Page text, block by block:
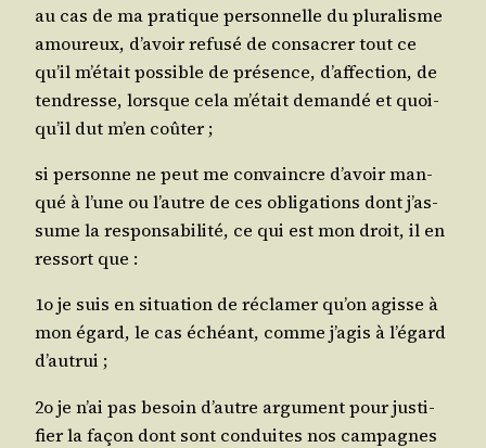
au cas de ma pra­tique per­son­nelle du plu­ra­lisme
amou­reux, d’a­voir refu­sé de consa­crer tout ce
qu’il m’é­tait pos­sible de pré­sence, d’af­fec­tion, de
ten­dresse, lorsque cela m’é­tait deman­dé et quoi­
qu’il dut m’en coûter ;
si per­sonne ne peut me convaincre d’a­voir man­
qué à l’une ou l’autre de ces obli­ga­tions dont j’as­
sume la res­pon­sa­bi­li­té, ce qui est mon droit, il en
res­sort que :
1o je suis en situa­tion de récla­mer qu’on agisse à
mon égard, le cas échéant, comme j’a­gis à l’é­gard
d’autrui ;
2o je n’ai pas besoin d’autre argu­ment pour jus­ti­
fier la façon dont sont conduites nos cam­pagnes